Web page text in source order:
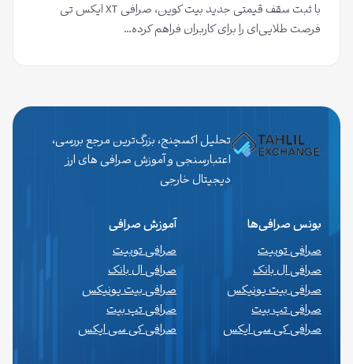
با ثبت سقف قیمتی جدید بیت کوین، صرافی XT ایکس تی
فرصت طلایی‌ای را برای کاربران فراهم کرده…
تحلیل اکسچنج، بزرگ‌ترین مرجع بررسی،
اعتبارسنجی و آموزش صرافی های ارز
دیجیتال خارجی
بونس صرافی‌ها
صرافی توبیت
صرافی ال بانک
صرافی بیت یونیکس
صرافی تپ بیت
صرافی کی سی ایکس
آموزش صرافی
صرافی توبیت
صرافی ال بانک
صرافی بیت یونیکس
صرافی تپ بیت
صرافی کی سی ایکس